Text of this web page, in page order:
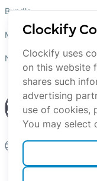
Bundle
Marketplace
Novidades
Portuguese
Clockify
Clockify uses
on this website
shares such
advertising
use of cookies,
You may select